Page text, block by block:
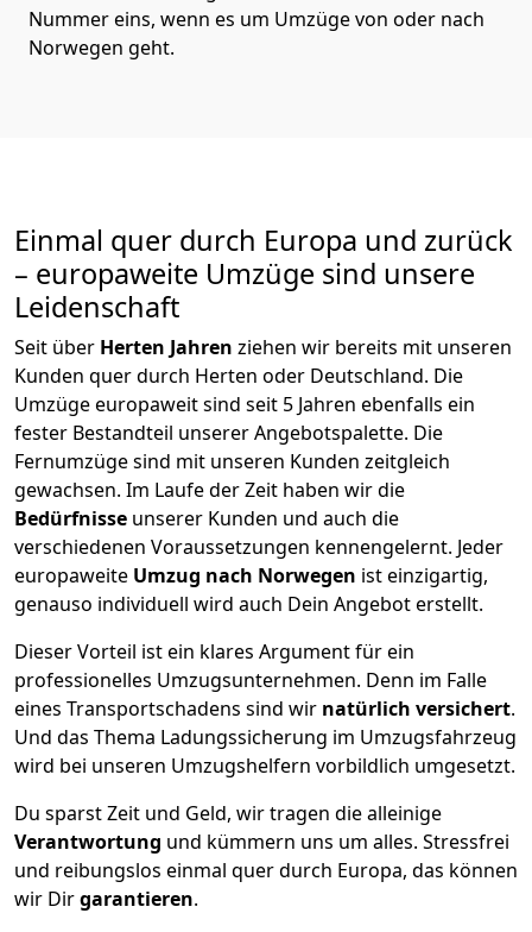
Nummer eins, wenn es um Umzüge von oder nach
Norwegen geht.
Einmal quer durch Europa und zurück
– europaweite Umzüge sind unsere
Leidenschaft
Seit über Herten Jahren ziehen wir bereits mit unseren
Kunden quer durch Herten oder Deutschland. Die
Umzüge europaweit sind seit 5 Jahren ebenfalls ein
fester Bestandteil unserer Angebotspalette. Die
Fernumzüge sind mit unseren Kunden zeitgleich
gewachsen. Im Laufe der Zeit haben wir die
Bedürfnisse unserer Kunden und auch die
verschiedenen Voraussetzungen kennengelernt. Jeder
europaweite Umzug nach Norwegen ist einzigartig,
genauso individuell wird auch Dein Angebot erstellt.
Dieser Vorteil ist ein klares Argument für ein
professionelles Umzugsunternehmen. Denn im Falle
eines Transportschadens sind wir natürlich versichert.
Und das Thema Ladungssicherung im Umzugsfahrzeug
wird bei unseren Umzugshelfern vorbildlich umgesetzt.
Du sparst Zeit und Geld, wir tragen die alleinige
Verantwortung und kümmern uns um alles. Stressfrei
und reibungslos einmal quer durch Europa, das können
wir Dirgarantieren.